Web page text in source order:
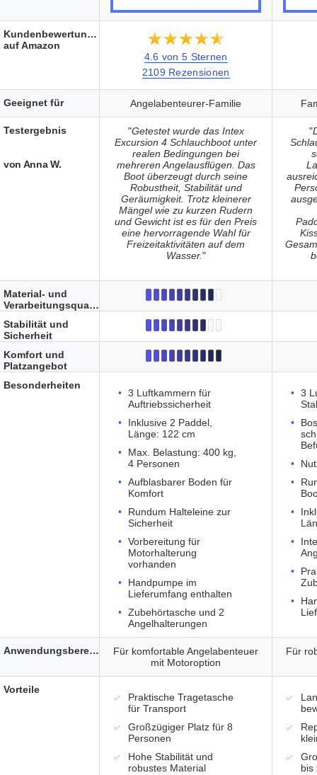
★★★★★
☆☆☆☆☆
4.6 von 5 Sternen
2109 Rezensionen
Angelabenteurer-Familie
"Getestet wurde das Intex
Excursion 4 Schlauchboot unter
realen Bedingungen bei
mehreren Angelausflügen. Das
Boot überzeugt durch seine
Robustheit, Stabilität und
Geräumigkeit. Trotz kleinerer
Mängel wie zu kurzen Rudern
und Gewicht ist es für den Preis
eine hervorragende Wahl für
Freizeitaktivitäten auf dem
Wasser."
"
3 Luftkammern für
Auftriebssicherheit
Inklusive 2 Paddel,
Länge: 122 cm
Max. Belastung: 400 kg,
4 Personen
Aufblasbarer Boden für
Komfort
Rundum Halteleine zur
Sicherheit
Vorbereitung für
Motorhalterung
vorhanden
Handpumpe im
Lieferumfang enthalten
Zubehörtasche und 2
Angelhalterungen
3
Für komfortable Angelabenteuer
mit Motoroption
Für
Praktische Tragetasche
für Transport
Großzügiger Platz für 8
Personen
Hohe Stabilität und
robustes Material
bis
Kundenbewertungen
auf Amazon
Geeignet für
Testergebnis
von Anna W.
Material- und
Verarbeitungsqualität
Stabilität und
Sicherheit
Komfort und
Platzangebot
Besonderheiten
Anwendungsbereich
Vorteile